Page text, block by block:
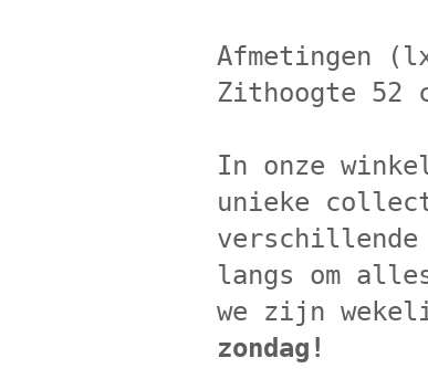
Afmetingen
Zithoogte 52
In onze
unieke
verschillende
langs om
we zijn
zondag!